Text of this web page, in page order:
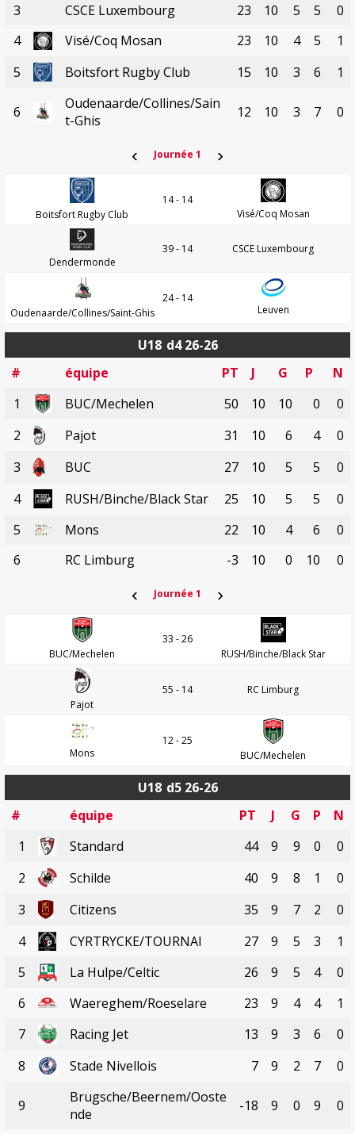
3 CSCE Luxembourg 23 10 5 5
0
4
Visé/Coq Mosan 23 10 4 5
1
5
Boitsfort Rugby Club 15 10 3 6 1
6
Oudenaarde/Collines/Sain
t-Ghis
12 10 3 7 0
‹ Journée 1 ›
Boitsfort Rugby Club
14 - 14
Visé/Coq Mosan
Dendermonde
39 - 14 CSCE Luxembourg
Oudenaarde/Collines/Saint-Ghis
24 - 14
Leuven
U18 d4 26-26
#
équipe PT J G P
N
1
BUC/Mechelen 50 10 10 0
0
2
Pajot 31 10 6 4
0
3
BUC 27 10 5 5
0
4
RUSH/Binche/Black Star 25 10 5 5
0
5
Mons 22 10 4 6
0
6
RC Limburg -3 10 0 10 0
‹ Journée 1 ›
BUC/Mechelen
33 - 26
RUSH/Binche/Black Star
Pajot
55 - 14 RC Limburg
Mons
12 - 25
BUC/Mechelen
U18 d5 26-26
#
équipe PT J G P
N
1
Standard 44 9 9 0
0
2
Schilde 40 9 8 1
0
3
Citizens 35 9 7 2
0
4
CYRTRYCKE/TOURNAI 27 9 5 3
1
5
La Hulpe/Celtic 26 9 5 4
0
6
Waereghem/Roeselare 23 9 4 4
1
7
Racing Jet 13 9 3 6
0
8
Stade Nivellois 7 9 2 7 0
9
Brugsche/Beernem/Ooste
nde
-18 9 0 9 0